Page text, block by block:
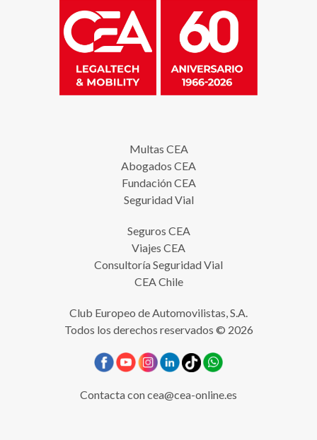
Multas CEA
Abogados CEA
Fundación CEA
Seguridad Vial
Seguros CEA
Viajes CEA
Consultoría Seguridad Vial
CEA Chile
Club Europeo de Automovilistas, S.A.
Todos los derechos reservados © 2026
Contacta concea@cea-online.es